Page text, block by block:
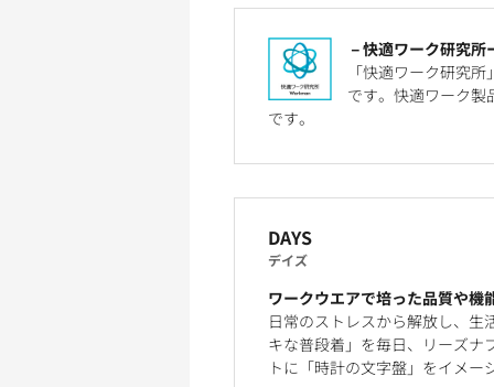
－快適ワーク研究所
「快適ワーク研究
です。快適ワーク製
です。
DAYS
デイズ
ワークウエアで培った品質や機
日常のストレスから解放し、
キな普段着」を毎日、リーズナ
トに「時計の文字盤」をイメー